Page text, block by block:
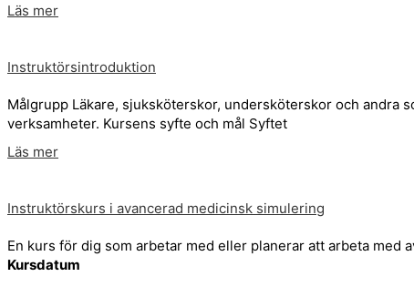
Läs mer
Instruktörsintroduktion
Målgrupp Läkare, sjuksköterskor, undersköterskor och
verksamheter. Kursens syfte och mål Syftet
Läs mer
Instruktörskurs i avancerad medicinsk simulering
En kurs för dig som arbetar med eller planerar att arbeta med
Kursdatum